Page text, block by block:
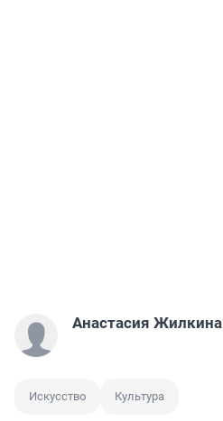
Анастасия Жилкина
Искусство Культура